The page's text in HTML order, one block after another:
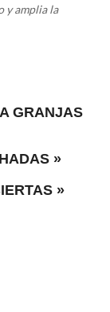
y amplia la
GRANJAS
»
»